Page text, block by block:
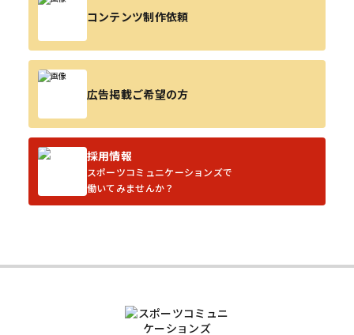
コンテンツ制作依頼
広告掲載ご希望の方
採用情報
スポーツコミュニケーションズで
働いてみませんか？